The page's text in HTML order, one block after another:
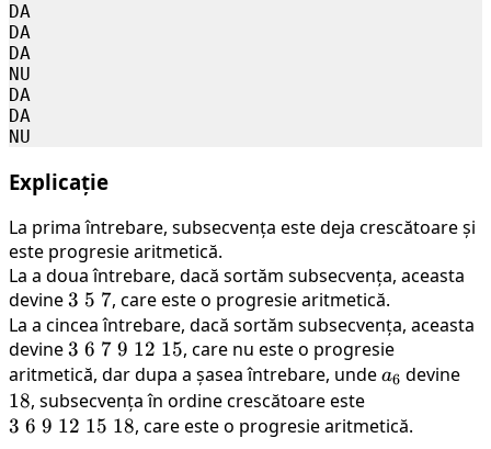
DA
DA
DA
NU
DA
DA
Explicație
La prima întrebare, subsecvența este deja crescătoare și
este progresie aritmetică.
La a doua întrebare, dacă sortăm subsecvența, aceasta
devine3
\
5
\
7
3 5 7, care este o progresie aritmetică.
La a cincea întrebare, dacă sortăm subsecvența, aceasta
devine3
\
6
\
3 6 7 9 12 15, care nu este o progresie
aritmetică, dar dupa a șasea întrebare, undea_6
a6 devine
18, subsecvența în ordine crescătoare este
\
3 6 9 12 15 18, care este o progresie aritmetică.